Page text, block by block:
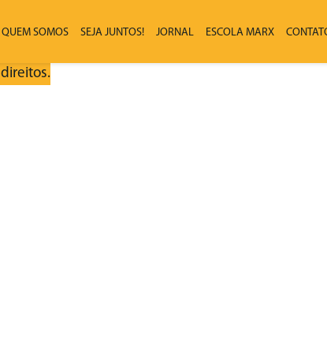
QUEM SOMOS SEJA JUNTOS! JORNAL ESCOLA MARX